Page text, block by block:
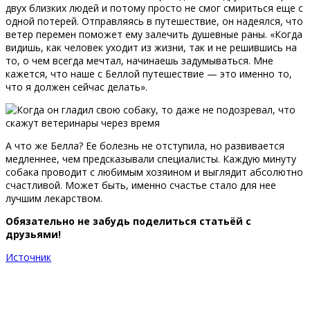
двух близких людей и потому просто не смог смириться еще с
одной потерей. Отправляясь в путешествие, он надеялся, что
ветер перемен поможет ему залечить душевные раны. «Когда
видишь, как человек уходит из жизни, так и не решившись на
то, о чем всегда мечтал, начинаешь задумываться. Мне
кажется, что наше с Беллой путешествие — это именно то,
что я должен сейчас делать».
А что же Белла? Ее болезнь не отступила, но развивается
медленнее, чем предсказывали специалисты. Каждую минуту
собака проводит с любимым хозяином и выглядит абсолютно
счастливой. Может быть, именно счастье стало для нее
лучшим лекарством.
Обязательно не забудь поделиться статьёй с
друзьями!
Источник